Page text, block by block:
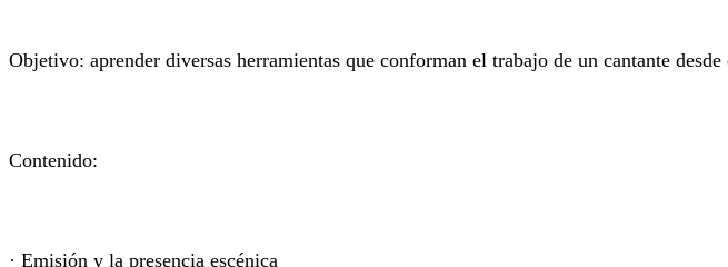
Objetivo: aprender diversas herramientas que conforman el trabajo de un cantante
Contenido:
· Emisión y la presencia escénica